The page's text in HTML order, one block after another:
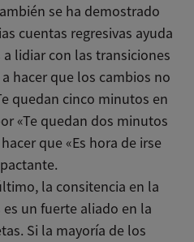
se ha demostrado
cuentas regresivas ayuda
lidiar con las transiciones
hacer que los cambios no
quedan cinco minutos en
«Te quedan dos minutos
que «Es hora de irse
la consitencia en la
un fuerte aliado en la
Si la mayoría de los